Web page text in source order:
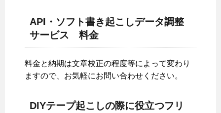
API・ソフト書き起こしデータ調整
サービス 料金
料金と納期は文章校正の程度等によって変わり
ますので、お気軽にお問い合わせください。
DIYテープ起こしの際に役立つフリ